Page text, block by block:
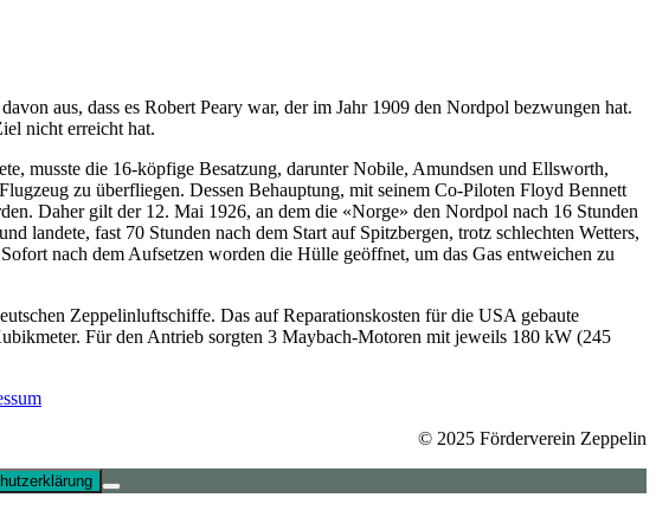
aus, dass es Robert Peary war, der im Jahr 1909 den Nordpol bezwungen hat.
nicht erreicht hat.
musste die 16-köpfige Besatzung, darunter Nobile, Amundsen und Ellsworth,
zu überfliegen. Dessen Behauptung, mit seinem Co-Piloten Floyd Bennett
Daher gilt der 12. Mai 1926, an dem die «Norge» den Nordpol nach 16 Stunden
landete, fast 70 Stunden nach dem Start auf Spitzbergen, trotz schlechten Wetters,
nach dem Aufsetzen worden die Hülle geöffnet, um das Gas entweichen zu
Zeppelinluftschiffe. Das auf Reparationskosten für die USA gebaute
Für den Antrieb sorgten 3 Maybach-Motoren mit jeweils 180 kW (245
© 2025 Förderverein Zeppelin